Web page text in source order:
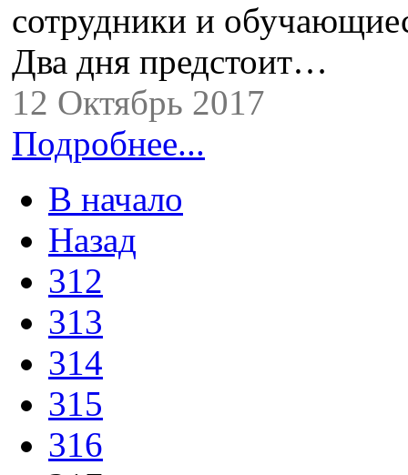
сотрудники и
Два дня предстоит…
12 Октябрь 2017
Подробнее...
В начало
Назад
312
313
314
315
316